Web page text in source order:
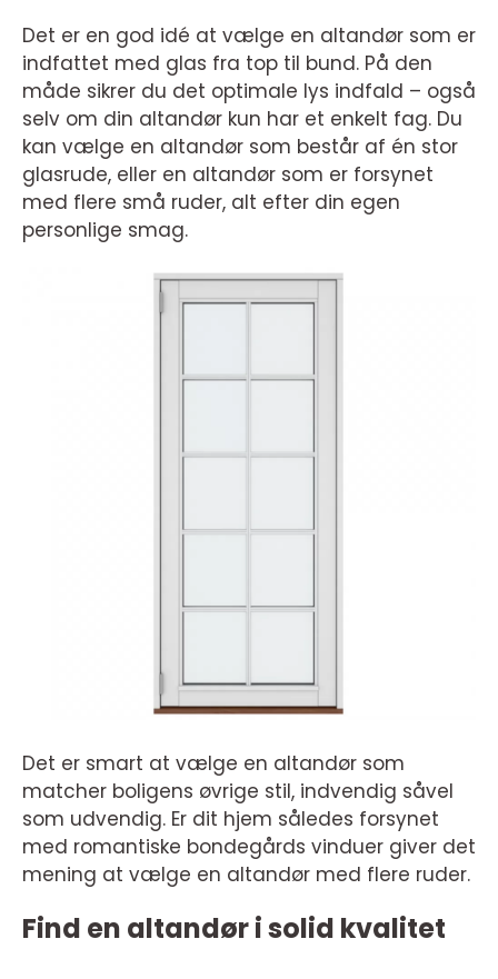
Det er en god idé at vælge en altandør som er
indfattet med glas fra top til bund. På den
måde sikrer du det optimale lys indfald – også
selv om din altandør kun har et enkelt fag. Du
kan vælge en altandør som består af én stor
glasrude, eller en altandør som er forsynet
med flere små ruder, alt efter din egen
personlige smag.
Det er smart at vælge en altandør som
matcher boligens øvrige stil, indvendig såvel
som udvendig. Er dit hjem således forsynet
med romantiske bondegårds vinduer giver det
mening at vælge en altandør med flere ruder.
Find en altandør i solid kvalitet